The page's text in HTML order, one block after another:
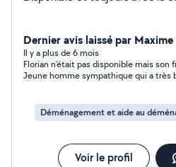
Dernier avis laissé par
Il y a plus de 6 mois
Florian n’était pas disponible mais
Jeune homme sympathique qui a très
Déménagement et aide au
Voir le profil